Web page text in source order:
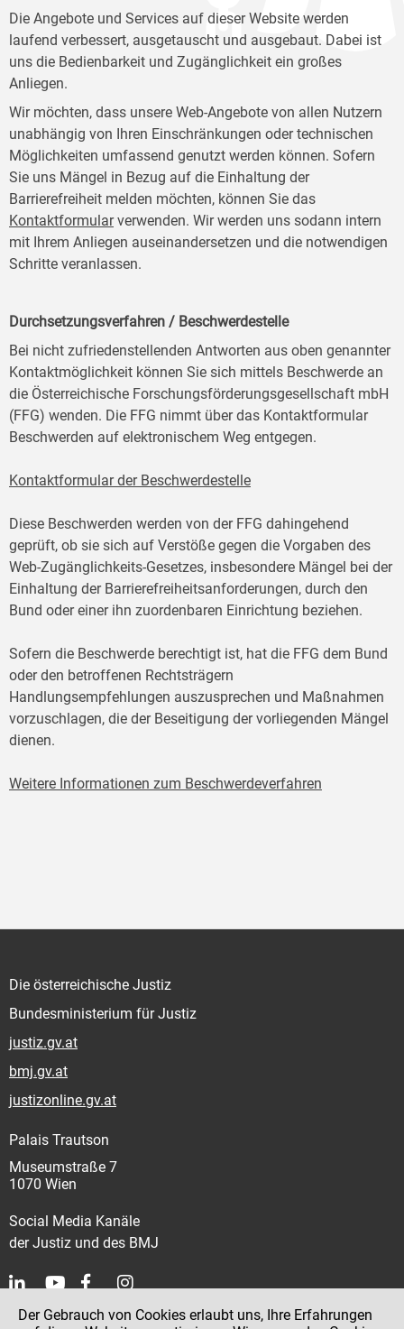
Die Angebote und Services auf dieser Website werden
laufend verbessert, ausgetauscht und ausgebaut. Dabei ist
uns die Bedienbarkeit und Zugänglichkeit ein großes
Anliegen.
Wir möchten, dass unsere Web-Angebote von allen Nutzern
unabhängig von Ihren Einschränkungen oder technischen
Möglichkeiten umfassend genutzt werden können. Sofern
Sie uns Mängel in Bezug auf die Einhaltung der
Barrierefreiheit melden möchten, können Sie das
Kontaktformularverwenden. Wir werden uns sodann intern
mit Ihrem Anliegen auseinandersetzen und die notwendigen
Schritte veranlassen.
Durchsetzungsverfahren / Beschwerdestelle
Bei nicht zufriedenstellenden Antworten aus oben genannter
Kontaktmöglichkeit können Sie sich mittels Beschwerde an
die Österreichische Forschungsförderungsgesellschaft mbH
(FFG) wenden. Die FFG nimmt über das Kontaktformular
Beschwerden auf elektronischem Weg entgegen.
Kontaktformular der Beschwerdestelle
Diese Beschwerden werden von der FFG dahingehend
geprüft, ob sie sich auf Verstöße gegen die Vorgaben des
Web-Zugänglichkeits-Gesetzes, insbesondere Mängel bei der
Einhaltung der Barrierefreiheitsanforderungen, durch den
Bund oder einer ihn zuordenbaren Einrichtung beziehen.
Sofern die Beschwerde berechtigt ist, hat die FFG dem Bund
oder den betroffenen Rechtsträgern
Handlungsempfehlungen auszusprechen und Maßnahmen
vorzuschlagen, die der Beseitigung der vorliegenden Mängel
dienen.
Weitere Informationen zum Beschwerdeverfahren
Die österreichische Justiz
Bundesministerium für Justiz
justiz.gv.at
bmj.gv.at
justizonline.gv.at
Palais Trautson
Museumstraße 7
1070 Wien
Social Media Kanäle
der Justiz und des BMJ
Kontakt
Der Gebrauch von Cookies erlaubt uns, Ihre Erfahrungen